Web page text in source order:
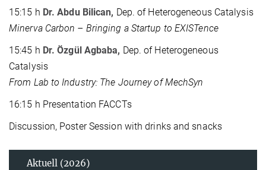
15:15 h Dr. Abdu Bilican, Dep. of Heterogeneous Catalysis
Minerva Carbon – Bringing a Startup to EXISTence
15:45 h Dr. Özgül Agbaba, Dep. of Heterogeneous
Catalysis
From Lab to Industry: The Journey of MechSyn
16:15 h Presentation FACCTs
Discussion, Poster Session with drinks and snacks
Aktuell (2026)